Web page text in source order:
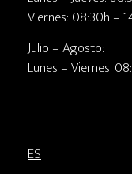
Viernes: 08:30h –
Julio – Agosto:
Lunes – Viernes.
ES